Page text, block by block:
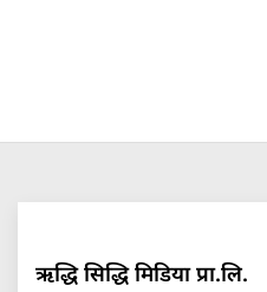
ऋद्धि सिद्धि मिडिया प्रा.लि.